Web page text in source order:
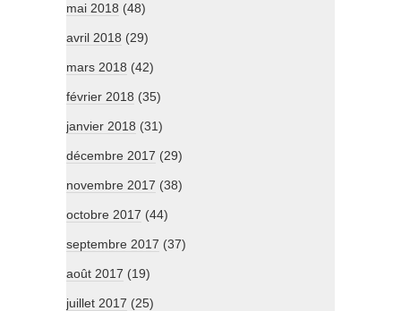
mai 2018 (48)
avril 2018 (29)
mars 2018 (42)
février 2018 (35)
janvier 2018 (31)
décembre 2017 (29)
novembre 2017 (38)
octobre 2017 (44)
septembre 2017 (37)
août 2017 (19)
juillet 2017 (25)